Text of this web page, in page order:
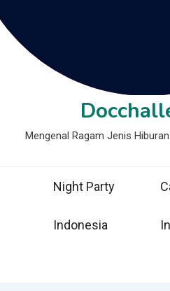
Mengenal Ragam Jenis
Night Party
Indonesia